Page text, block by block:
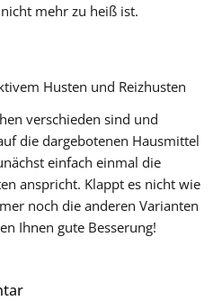
mehr zu heiß ist.
Husten und Reizhusten
verschieden sind und
die dargebotenen Hausmittel
einfach einmal die
anspricht. Klappt es nicht wie
noch die anderen Varianten
Ihnen gute Besserung!